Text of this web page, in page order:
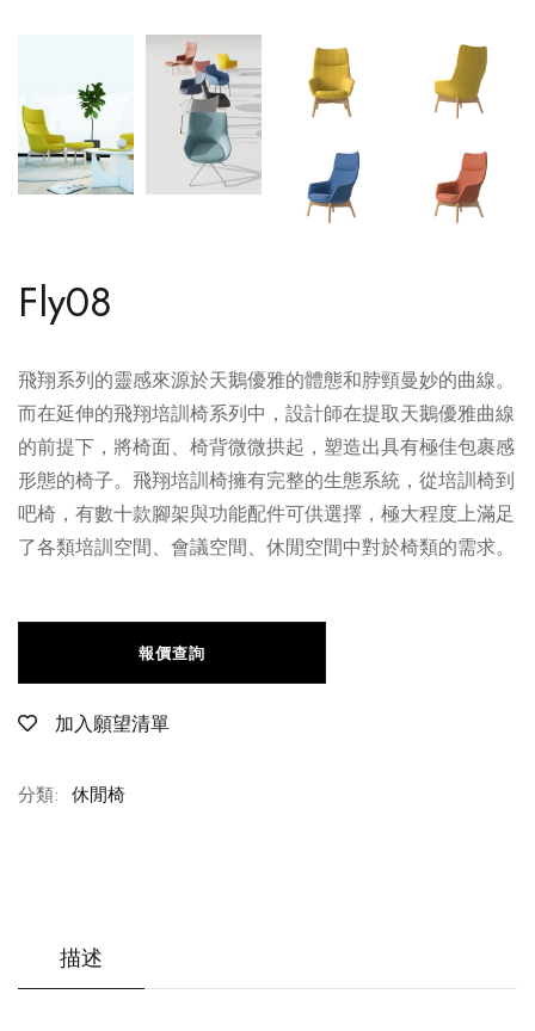
Fly08
飛翔系列的靈感來源於天鵝優雅的體態和脖頸曼妙的曲線。
而在延伸的飛翔培訓椅系列中，設計師在提取天鵝優雅曲線
的前提下，將椅面、椅背微微拱起，塑造出具有極佳包裹感
形態的椅子。飛翔培訓椅擁有完整的生態系統，從培訓椅到
吧椅，有數十款腳架與功能配件可供選擇，極大程度上滿足
了各類培訓空間、會議空間、休閒空間中對於椅類的需求。
加入願望清單
報價查詢
分類: 休閒椅
描述